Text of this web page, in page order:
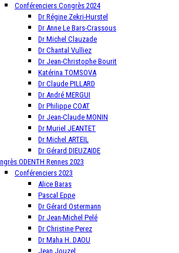
Conférenciers Congrès 2024
Dr Régine Zekri-Hurstel
Dr Anne Le Bars-Crassous
Dr Michel Clauzade
Dr Chantal Vulliez
Dr Jean-Christophe Bourit
Katérina TOMSOVA
Dr Claude PILLARD
Dr André MERGUI
Dr Philippe COAT
Dr Jean-Claude MONIN
Dr Muriel JEANTET
Dr Michel ARTEIL
Dr Gérard DIEUZAIDE
ODENTH Rennes 2023
Conférenciers 2023
Alice Baras
Pascal Eppe
Dr Gérard Ostermann
Dr Jean-Michel Pelé
Dr Christine Perez
Dr Maha H. DAOU
Jean Jouzel